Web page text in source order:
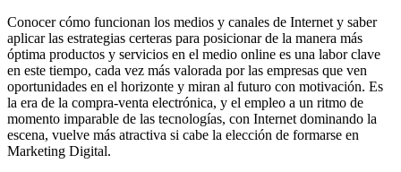
Conocer cómo funcionan los medios y canales de Internet y saber
aplicar las estrategias certeras para posicionar de la manera más
óptima productos y servicios en el medio online es una labor clave
en este tiempo, cada vez más valorada por las empresas que ven
oportunidades en el horizonte y miran al futuro con motivación. Es
la era de la compra-venta electrónica, y el empleo a un ritmo de
momento imparable de las tecnologías, con Internet dominando la
escena, vuelve más atractiva si cabe la elección de formarse en
Marketing Digital.